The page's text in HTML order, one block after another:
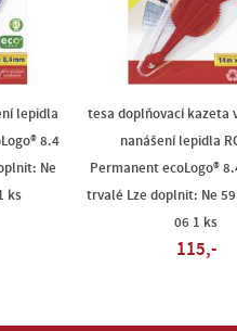
lepidla
8.4
Ne
ks
tesa doplňovací kazeta
nanášení lepidla
Permanent ecoLogo®
trvalé Lze doplnit: Ne
06 1 ks
115,-